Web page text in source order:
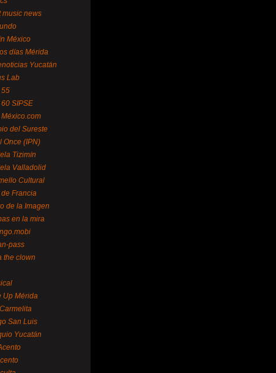
music news
México
días Mérida
Yucatán
Lab
SIPSE
del Sureste
Once (IPN)
Tizimín
Valladolid
Cultural
Francia
de la Imagen
en la mira
pass
the clown
Up Mérida
San Luis
Yucatán